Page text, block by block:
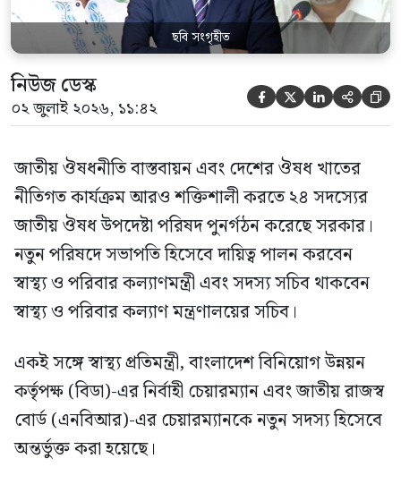
ছবি সংগৃহীত
নিউজ ডেস্ক
০২ জুলাই ২০২৬, ১১:৪২     
জাতীয় ঔষধনীতি বাস্তবায়ন এবং দেশের ঔষধ খাতের
নীতিগত কার্যক্রম আরও শক্তিশালী করতে ২৪ সদস্যের
জাতীয় ঔষধ উপদেষ্টা পরিষদ পুনর্গঠন করেছে সরকার।
নতুন পরিষদে সভাপতি হিসেবে দায়িত্ব পালন করবেন
স্বাস্থ্য ও পরিবার কল্যাণমন্ত্রী এবং সদস্য সচিব থাকবেন
স্বাস্থ্য ও পরিবার কল্যাণ মন্ত্রণালয়ের সচিব।
একই সঙ্গে স্বাস্থ্য প্রতিমন্ত্রী, বাংলাদেশ বিনিয়োগ উন্নয়ন
কর্তৃপক্ষ (বিডা)-এর নির্বাহী চেয়ারম্যান এবং জাতীয় রাজস্ব
বোর্ড (এনবিআর)-এর চেয়ারম্যানকে নতুন সদস্য হিসেবে
অন্তর্ভুক্ত করা হয়েছে।